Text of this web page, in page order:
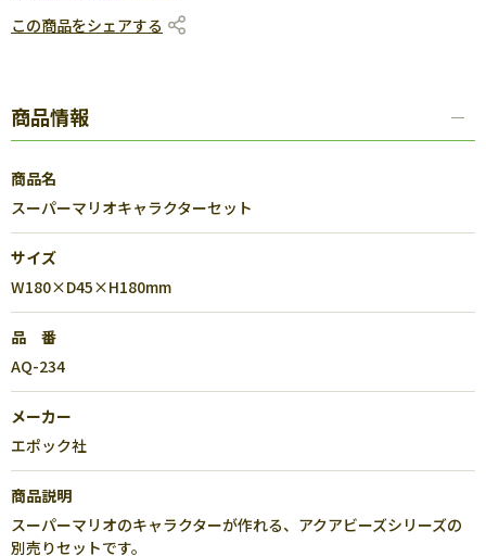
この商品をシェアする
商品情報
商品名
スーパーマリオキャラクターセット
サイズ
W180×D45×H180mm
品 番
AQ-234
メーカー
エポック社
商品説明
スーパーマリオのキャラクターが作れる、アクアビーズシリーズの
別売りセットです。